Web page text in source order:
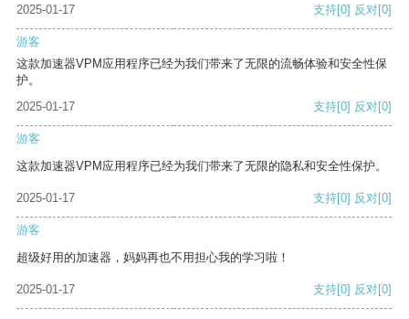
2025-01-17
支持[0] 反对[0]
游客
这款加速器VPM应用程序已经为我们带来了无限的流畅体验和安全性保
护。
2025-01-17
支持[0] 反对[0]
游客
这款加速器VPM应用程序已经为我们带来了无限的隐私和安全性保护。
2025-01-17 支持[0] 反对[0]
游客
超级好用的加速器，妈妈再也不用担心我的学习啦！
2025-01-17 支持[0] 反对[0]